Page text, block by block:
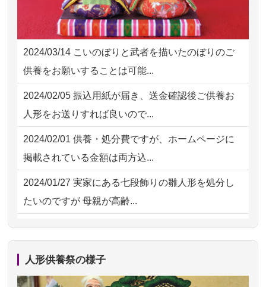
2026/07/30 17:02 神奈川の方からお申込み
2026/07/30 15:59 神奈川の方からお申込み
2026/07/30 08:46 東京都の方からお申込み
2026/07/29 15:08 神奈川の方からお申込み
2026/07/18つい先日も利用させていただきまし
た。 手続...
2026/07/18 大切にしていたお人形をきちんと供養
してくださ...
2026/07/15 子供の頃から可愛がってきた七段飾り
の雛人形で...
2026/07/15 お客様の声を読み、丁寧に供養してい
ただけそう...
2026/07/13 遠方からでもご依頼出来る点と申込ま
での方法が...
2026/07/10家から近かったので。
2024/03/14 こいのぼりと武者を描いたのぼりのご
供養をお願いすることは可能...
2024/02/05 振込用紙が届き、送金確認後ご供養お
人形をお送りすれば良いので...
2024/02/01 供養・処分費ですが、ホームページに
掲載されている金額は両方込...
2024/01/27 実家にある七段飾りの雛人形を処分し
たいのですが 母親が高齢...
2024/01/13剥製の供養・処分をお願いできます
人形供養祭の様子